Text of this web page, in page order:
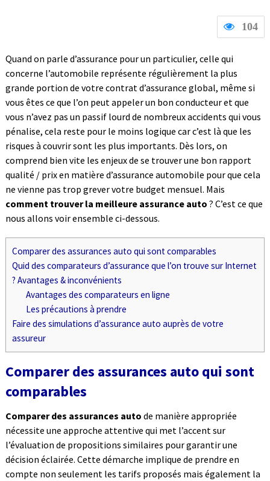
104
Quand on parle d’assurance pour un particulier, celle qui
concerne l’automobile représente régulièrement la plus
grande portion de votre contrat d’assurance global, même si
vous êtes ce que l’on peut appeler un bon conducteur et que
vous n’avez pas un passif lourd de nombreux accidents qui vous
pénalise, cela reste pour le moins logique car c’est là que les
risques à couvrir sont les plus importants. Dès lors, on
comprend bien vite les enjeux de se trouver une bon rapport
qualité / prix en matière d’assurance automobile pour que cela
ne vienne pas trop grever votre budget mensuel. Mais
comment trouver la meilleure assurance auto ? C’est ce que
nous allons voir ensemble ci-dessous.
Comparer des assurances auto qui sont comparables
Quid des comparateurs d’assurance que l’on trouve sur Internet
? Avantages & inconvénients
Avantages des comparateurs en ligne
Les précautions à prendre
Faire des simulations d’assurance auto auprès de votre
assureur
Comparer des assurances auto qui sont
comparables
Comparer des assurances auto de manière appropriée
nécessite une approche attentive qui met l’accent sur
l’évaluation de propositions similaires pour garantir une
décision éclairée. Cette démarche implique de prendre en
compte non seulement les tarifs proposés mais également la